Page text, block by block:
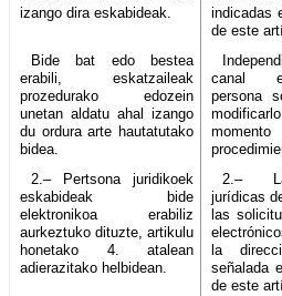
izango dira eskabideak.
indicadas
de este
Bide bat edo bestea
erabili, eskatzaileak
prozedurako edozein
unetan aldatu ahal izango
du ordura arte hautatutako
bidea.
canal
persona
2.– Pertsona juridikoek
eskabideak bide
elektronikoa erabiliz
aurkeztuko dituzte, artikulu
honetako 4. atalean
adierazitako helbidean.
2.–
jurídicas
las
la
señalada
de este